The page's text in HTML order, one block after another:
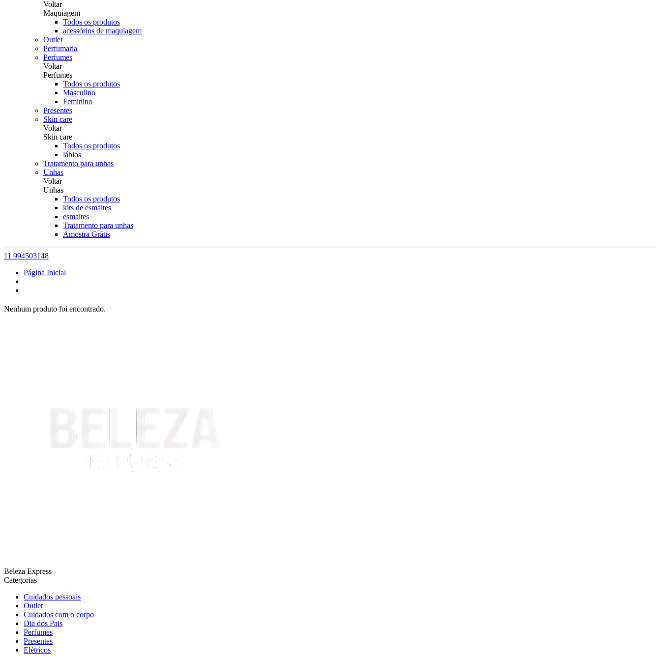
Voltar
Maquiagem
Todos os produtos
acessórios de maquiagem
Outlet
Perfumaria
Perfumes
Voltar
Perfumes
Todos os produtos
Masculino
Feminino
Presentes
Skin care
Voltar
Skin care
Todos os produtos
lábios
Tratamento para unhas
Unhas
Voltar
Unhas
Todos os produtos
kits de esmaltes
esmaltes
Tratamento para unhas
Amostra Grátis
11 994503148
Página Inicial
Nenhum produto foi encontrado.
Beleza Express
Categorias
Cuidados pessoais
Outlet
Cuidados com o corpo
Dia dos Pais
Perfumes
Presentes
Elétricos